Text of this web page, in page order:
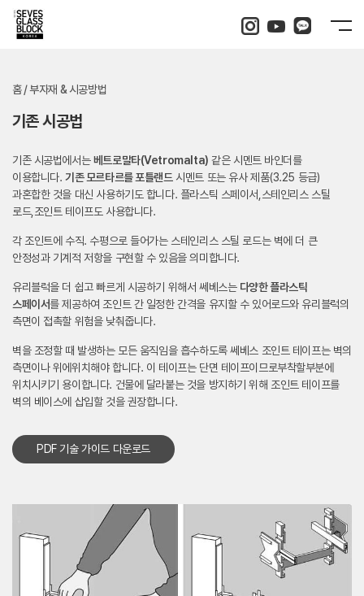
홈 / 부자재 & 시공방법
기존 시공법
기존 시공법에서는베트로말타(Vetromalta) 같은 시멘트 바인더를
이용합니다.기존 모르타르를 포틀랜드시멘트 또는 유사 제품(3.25 등급)
과혼합한 것을 대신 사용하기도 합니다. 플라스틱 스페이서,스테인리스 스틸
로드,조인트 테이프도 사용합니다.
각 조인트에 수직. 수평으로 들어가는 스테인리스 스틸 로드는 벽에 더 큰
안정성과 기계적 저항을 구현할 수 있음을 의미합니다.
유리블럭을 더 쉽고 빠르게 시공하기 위해서 쎄베스는 다양한 플라스틱
스페이서를 제공하여 조인트 간 일정한 간격을 유지할 수 있어로드와 유리블럭의
측면이 접촉할 위험을 낮춰줍니다.
벽을 조정할 때 발생하는 모든 움직임을 흡수하도록 쎄베스 조인트 테이프는 벽의
측면이나 위에위치해야 합니다. 이 테이프는 단면 테이프이므로부착할부분에
위치시키기 용이합니다. 건물에 달라붙는 것을 방지하기 위해 조인트 테이프를
벽의 베이스에 삽입할 것을 권장합니다.
PDF 기술 가이드 다운로드